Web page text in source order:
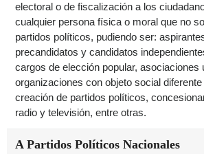
electoral o de fiscalización a los
cualquier persona física o moral que no
partidos políticos, pudiendo ser:
precandidatos y candidatos
cargos de elección popular, asociaciones
organizaciones con objeto social diferente
creación de partidos políticos,
radio y televisión, entre otras.
A Partidos Políticos Nacionales